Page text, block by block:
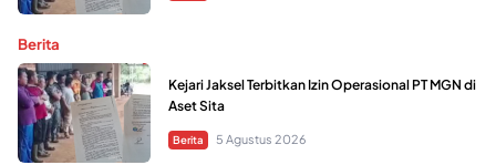
Berita
Kejari Jaksel Terbitkan Izin Operasional PT MGN di
Aset Sita
Berita 5 Agustus 2026